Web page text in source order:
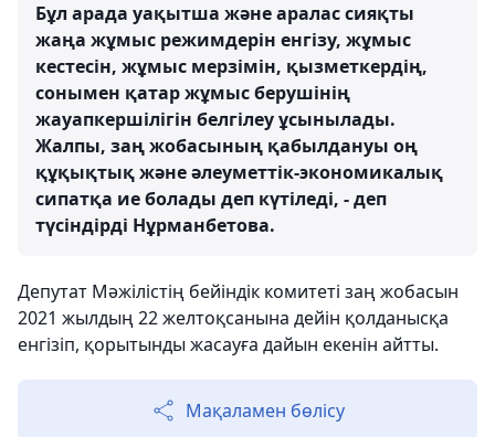
Бұл арада уақытша және аралас сияқты
жаңа жұмыс режимдерін енгізу, жұмыс
кестесін, жұмыс мерзімін, қызметкердің,
сонымен қатар жұмыс берушінің
жауапкершілігін белгілеу ұсынылады.
Жалпы, заң жобасының қабылдануы оң
құқықтық және әлеуметтік-экономикалық
сипатқа ие болады деп күтіледі, - деп
түсіндірді Нұрманбетова.
Депутат Мәжілістің бейіндік комитеті заң жобасын
2021 жылдың 22 желтоқсанына дейін қолданысқа
енгізіп, қорытынды жасауға дайын екенін айтты.
Мақаламен бөлісу